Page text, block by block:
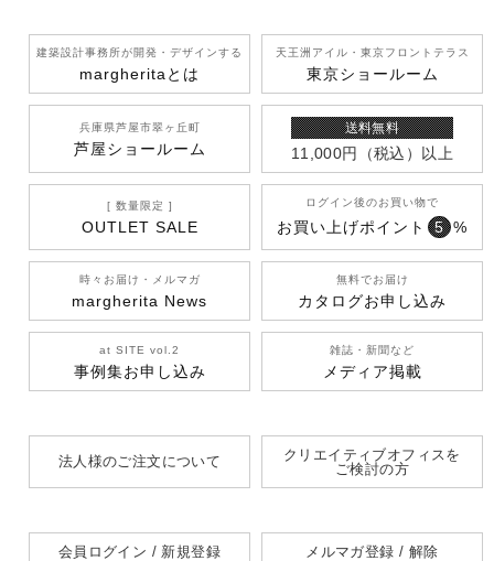
建築設計事務所が開発 ・デザインする
margherita とは
天王洲アイル ・東京フロントテラス
東京ショールーム
兵庫県芦屋市翠ヶ丘町
芦屋ショールーム
送料無料
11,000円 （税込） 以上
[ 数量限定 ]
OUTLET SALE
ログイン後のお買い物で
お買い上げポイント 5 %
時々お届け・メルマガ
margherita News
無料でお届け
カタログお申し込み
at SITE vol.2
事例集お申し込み
雑誌・新聞など
メディア掲載
法人様のご注文について
クリエイティブオフィスを
ご検討の方
会員ログイン / 新規登録 メルマガ登録 / 解除